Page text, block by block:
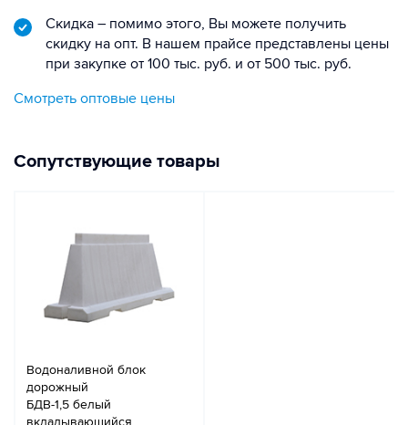
Скидка – помимо этого, Вы можете получить
скидку на опт. В нашем прайсе представлены цены
при закупке от 100 тыс. руб. и от 500 тыс. руб.
Смотреть оптовые цены
Сопутствующие товары
Водоналивной блок
дорожный
БДВ-1,5 белый